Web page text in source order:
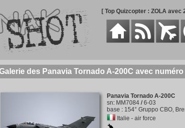
[ Top Quizcopter : ZOLA avec
des Panavia Tornado A-200C avec numéro
Panavia Tornado A-200C
sn: MM7084/6-03
base : 154° Gruppo CBO,
Italie - air force